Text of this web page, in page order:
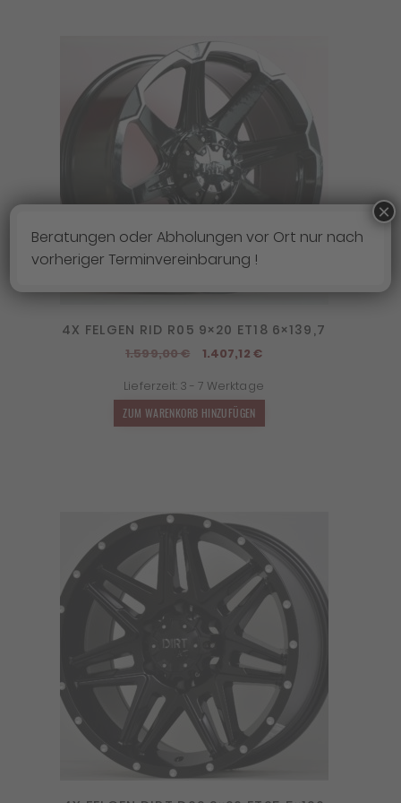
4X FELGEN RID R05 9×20 ET18 6×139,7
1.599,00€
Ursprünglicher
war:
1.599,00 €
1.407,12 €Aktueller
ist:
Lieferzeit: 3 - 7 Werktage
ZUM WARENKORB HINZUFÜGEN
Beratungen oder Abholungen vor Ort nur nach
vorheriger Terminvereinbarung !
×